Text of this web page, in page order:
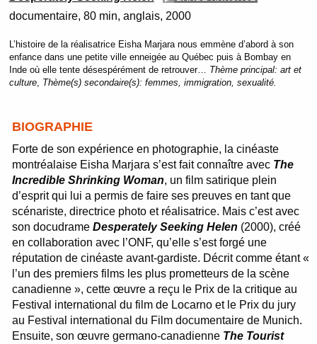
documentaire 80 min anglais 2000
L’histoire de la réalisatrice Eisha Marjara nous emmène d’abord à son
enfance dans une petite ville enneigée au Québec puis à Bombay en
Inde où elle tente désespérément de retrouver… Thème principal: art et
culture, Thème(s) secondaire(s): femmes, immigration, sexualité.
BIOGRAPHIE
Forte de son expérience en photographie, la cinéaste
montréalaise Eisha Marjara s’est fait connaître avec The
Incredible Shrinking Woman, un film satirique plein
d’esprit qui lui a permis de faire ses preuves en tant que
scénariste, directrice photo et réalisatrice. Mais c’est avec
son docudrameDesperately Seeking Helen (2000), créé
en collaboration avec l’ONF, qu’elle s’est forgé une
réputation de cinéaste avant-gardiste. Décrit comme étant «
l’un des premiers films les plus prometteurs de la scène
canadienne », cette œuvre a reçu le Prix de la critique au
Festival international du film de Locarno et le Prix du jury
au Festival international du Film documentaire de Munich.
Ensuite, son œuvre germano-canadienne The Tourist